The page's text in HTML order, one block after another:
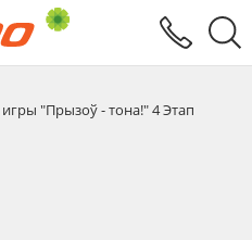
"Прызоў - тона!" 4 Этап